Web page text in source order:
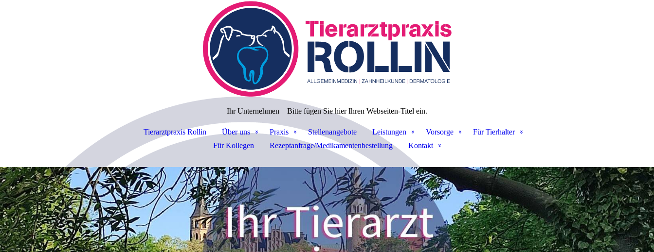
Ihr Unternehmen Bitte fügen Sie hier Ihren Webseiten-Titel ein.
Tierarztpraxis Rollin Über uns Praxis Stellenangebote Leistungen Vorsorge
Für Tierhalter
Für Kollegen
Rezeptanfrage/Medikamentenbestellung Kontakt